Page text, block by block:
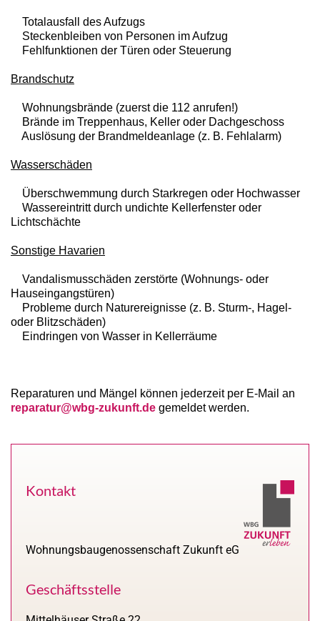
Totalausfall des Aufzugs
Steckenbleiben von Personen im Aufzug
Fehlfunktionen der Türen oder Steuerung
Brandschutz
Wohnungsbrände (zuerst die 112 anrufen!)
Brände im Treppenhaus, Keller oder Dachgeschoss
Auslösung der Brandmeldeanlage (z. B. Fehlalarm)
Wasserschäden
Überschwemmung durch Starkregen oder Hochwasser
Wassereintritt durch undichte Kellerfenster oder
Lichtschächte
Sonstige Havarien
Vandalismusschäden zerstörte (Wohnungs- oder
Hauseingangstüren)
Probleme durch Naturereignisse (z. B. Sturm-, Hagel-
oder Blitzschäden)
Eindringen von Wasser in Kellerräume
Reparaturen und Mängel können jederzeit per E-Mail an
reparatur@wbg-zukunft.de gemeldet werden.
Kontakt
Wohnungsbaugenossenschaft Zukunft eG
Geschäftsstelle